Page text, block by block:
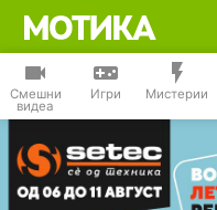
Смешни
видеа
Игри Мистерии